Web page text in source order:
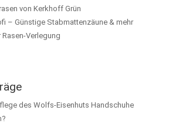
von Kerkhoff Grün
– Günstige Stabmattenzäune & mehr
Rasen-Verlegung
des Wolfs-Eisenhuts Handschuhe